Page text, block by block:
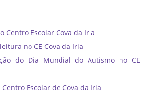
Centro Escolar Cova da Iria
no CE Cova da Iria
do Dia Mundial do Autismo no CE
Centro Escolar de Cova da Iria